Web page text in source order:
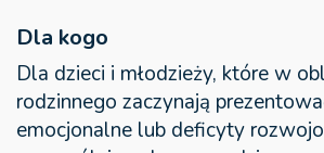
Dla kogo
Dla dzieci i młodzieży, które w
rodzinnego zaczynają
emocjonalne lub deficyty